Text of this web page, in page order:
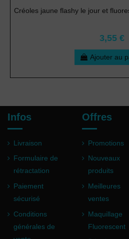
Créoles jaune flashy le jour et
3,55 €
Ajouter au
Infos
Livraison
Formulaire de
rétractation
Paiement
sécurisé
Conditions
générales de
Offres
Promotions
Nouveaux
produits
Meilleures
ventes
Maquillage
Fluorescent